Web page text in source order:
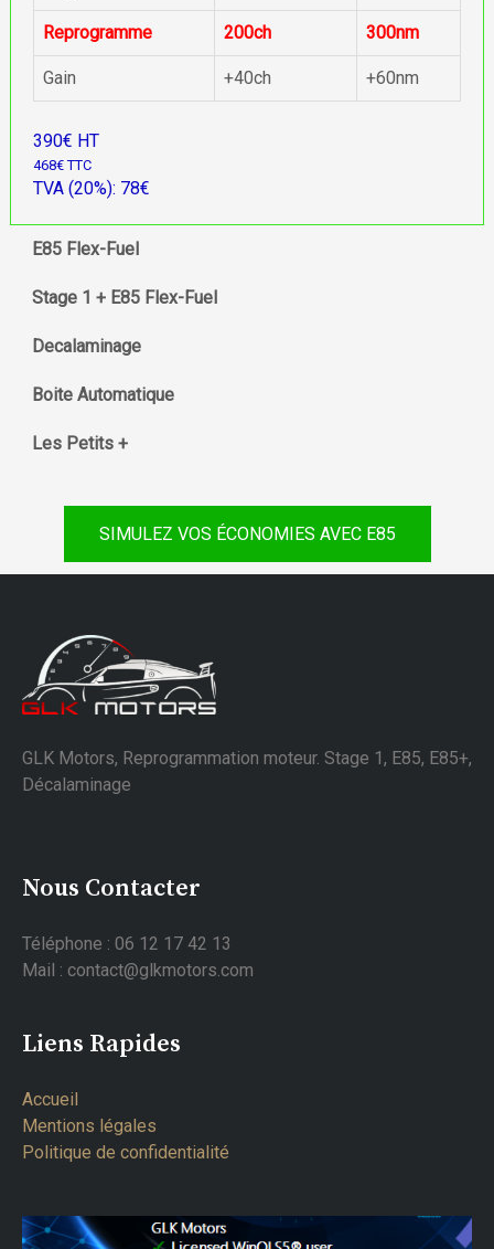
Reprogramme 200ch 300nm
Gain +40ch +60nm
390€ HT
468€ TTC
TVA (20%): 78€
E85 Flex-Fuel
Stage 1 + E85 Flex-Fuel
Decalaminage
Boite Automatique
Les Petits +
SIMULEZ VOS ÉCONOMIES AVEC E85
GLK Motors, Reprogrammation moteur. Stage 1, E85, E85+,
Décalaminage
Nous Contacter
Téléphone : 06 12 17 42 13
Mail : contact@glkmotors.com
Liens Rapides
Accueil
Mentions légales
Politique de confidentialité